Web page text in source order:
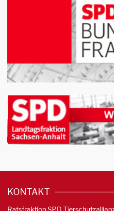
KONTAKT
Ratsfraktion SPD